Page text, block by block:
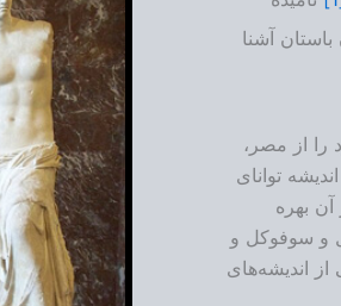
آشنا
را از مصر،
توانای
بهره
و سوفوکل و
از اندیشه‌های